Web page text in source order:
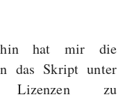
hat mir die
das Skript unter
zu